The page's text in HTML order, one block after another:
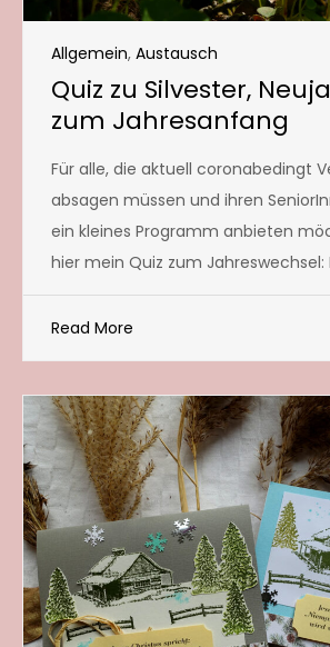
Allgemein, Austausch
Quiz zu Silvester,
zum Jahresanfang
Für alle, die aktuell coronabedingt
absagen müssen und ihren
ein kleines Programm anbieten
hier mein Quiz zum Jahreswechsel:
Read More